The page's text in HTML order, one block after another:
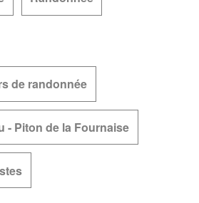
de randonnée
- Piton de la Fournaise